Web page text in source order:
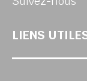
LIENS